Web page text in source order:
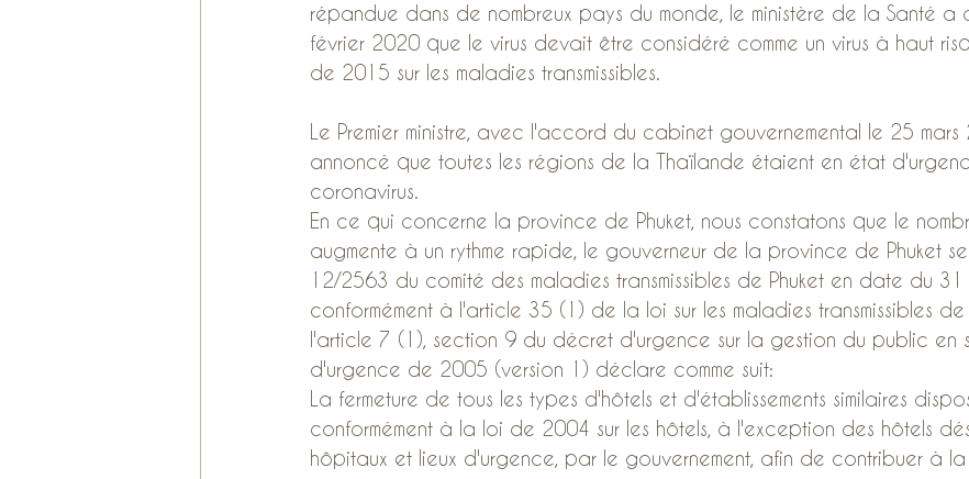
répandue dans de nombreux pays du monde, le ministère de la Santé a
février 2020 que le virus devait être considéré comme un virus à haut
de 2015 sur les maladies transmissibles.
Le Premier ministre, avec l'accord du cabinet gouvernemental le 25
annoncé que toutes les régions de la Thaïlande étaient en état
coronavirus.
En ce qui concerne la province de Phuket, nous constatons que le
augmente à un rythme rapide, le gouverneur de la province de Phuket
12/2563 du comité des maladies transmissibles de Phuket en date du 31
conformément à l'article 35 (1) de la loi sur les maladies transmissibles
l'article 7 (1), section 9 du décret d'urgence sur la gestion du public en
d'urgence de 2005 (version 1) déclare comme suit:
La fermeture de tous les types d'hôtels et d'établissements similaires
conformément à la loi de 2004 sur les hôtels, à l'exception des hôtels
hôpitaux et lieux d'urgence, par le gouvernement, afin de contribuer à